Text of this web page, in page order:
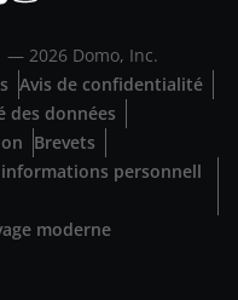
—2026 Domo, Inc.
Avis de confidentialité
des données
Brevets
informations personnell
moderne